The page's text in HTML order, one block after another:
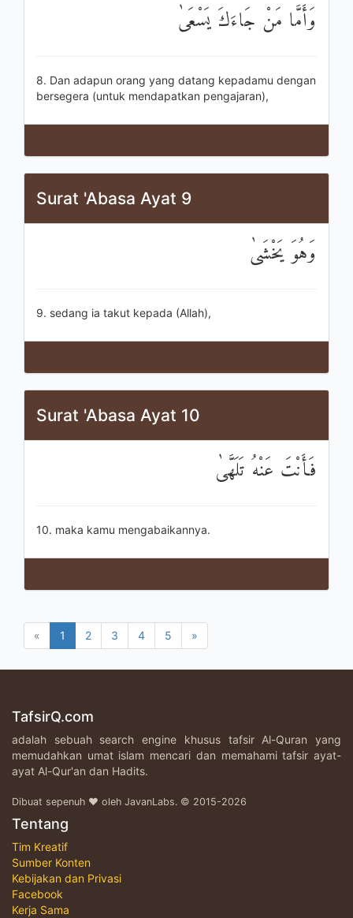
وَأَمَّا مَنْ جَاءَكَ يَسْعَىٰ
8. Dan adapun orang yang datang kepadamu dengan
bersegera (untuk mendapatkan pengajaran),
Surat 'Abasa Ayat 9
وَهُوَ يَخْشَىٰ
9. sedang ia takut kepada (Allah),
Surat 'Abasa Ayat 10
فَأَنْتَ عَنْهُ تَلَهَّىٰ
10. maka kamu mengabaikannya.
« 1 2 3 4 5 »
TafsirQ.com
adalah sebuah search engine khusus tafsir Al-Quran yang
memudahkan umat islam mencari dan memahami tafsir ayat-
ayat Al-Qur'an dan Hadits.
Dibuat sepenuh ♥ oleh JavanLabs. © 2015-2026
Tentang
Tim Kreatif
Sumber Konten
Kebijakan dan Privasi
Facebook
Kerja Sama